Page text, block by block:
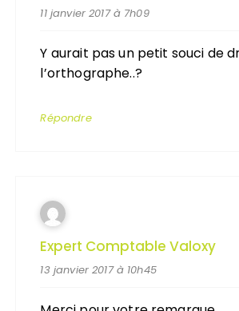
11 janvier 2017 à 7h09
Y aurait pas un petit souci de
l’orthographe..?
Répondre
Expert Comptable Valoxy
13 janvier 2017 à 10h45